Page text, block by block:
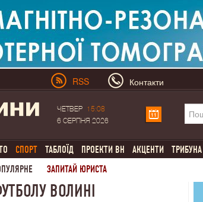
RSS Контакти
ЧЕТВЕР
15:08
6 СЕРПНЯ 2026
СПОРТ ТАБЛОЇД ПРОЕКТИ ВН АКЦЕНТИ ТРИБУНА
ЗАПИТАЙ ЮРИСТА
ВОЛИНІ